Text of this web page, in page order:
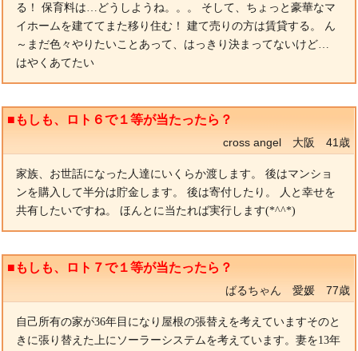
る！ 保育料は…どうしようね。。。 そして、ちょっと豪華なマ
イホームを建ててまた移り住む！ 建て売りの方は賃貸する。 ん
～まだ色々やりたいことあって、はっきり決まってないけど…
はやくあてたい
■もしも、ロト６で１等が当たったら？
cross angel 大阪 41歳
家族、お世話になった人達にいくらか渡します。 後はマンショ
ンを購入して半分は貯金します。 後は寄付したり。 人と幸せを
共有したいですね。 ほんとに当たれば実行します(*^^*)
■もしも、ロト７で１等が当たったら？
ばるちゃん 愛媛 77歳
自己所有の家が36年目になり屋根の張替えを考えていますそのと
きに張り替えた上にソーラーシステムを考えています。妻を13年